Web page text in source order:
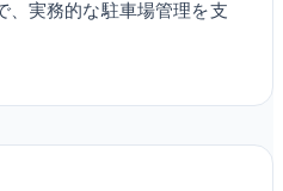
、実務的な駐車場管理を支